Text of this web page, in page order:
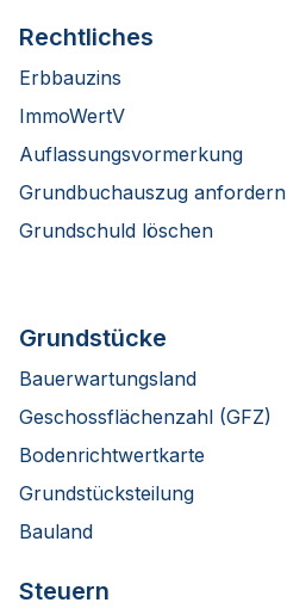
Rechtliches
Erbbauzins
ImmoWertV
Auflassungsvormerkung
Grundbuchauszug anfordern
Grundschuld löschen
Grundstücke
Bauerwartungsland
Geschossflächenzahl (GFZ)
Bodenrichtwertkarte
Grundstücksteilung
Bauland
Steuern